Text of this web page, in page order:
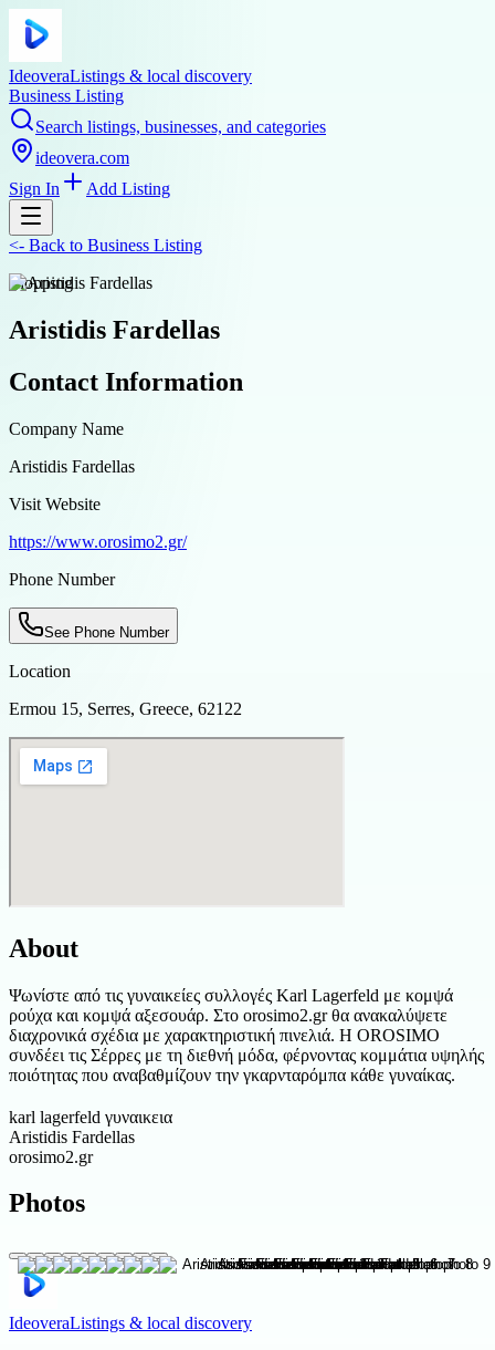
IdeoveraListings & local discovery
Business Listing
Search listings, businesses, and categories
ideovera.com
Sign In
Add Listing
<- Back to Business Listing
shopping
Aristidis Fardellas
Contact Information
Company Name
Aristidis Fardellas
Visit Website
https://www.orosimo2.gr/
Phone Number
See Phone Number
Location
Ermou 15, Serres, Greece, 62122
About
Ψωνίστε από τις γυναικείες συλλογές Karl Lagerfeld με κομψά
ρούχα και κομψά αξεσουάρ. Στο orosimo2.gr θα ανακαλύψετε
διαχρονικά σχέδια με χαρακτηριστική πινελιά. Η OROSIMO
συνδέει τις Σέρρες με τη διεθνή μόδα, φέρνοντας κομμάτια υψηλής
ποιότητας που αναβαθμίζουν την γκαρνταρόμπα κάθε γυναίκας.
karl lagerfeld γυναικεια
Aristidis Fardellas
orosimo2.gr
Photos
IdeoveraListings & local discovery